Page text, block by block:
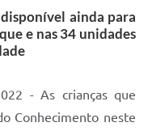
ainda para
e nas 34 unidades
- As crianças que
Conhecimento neste